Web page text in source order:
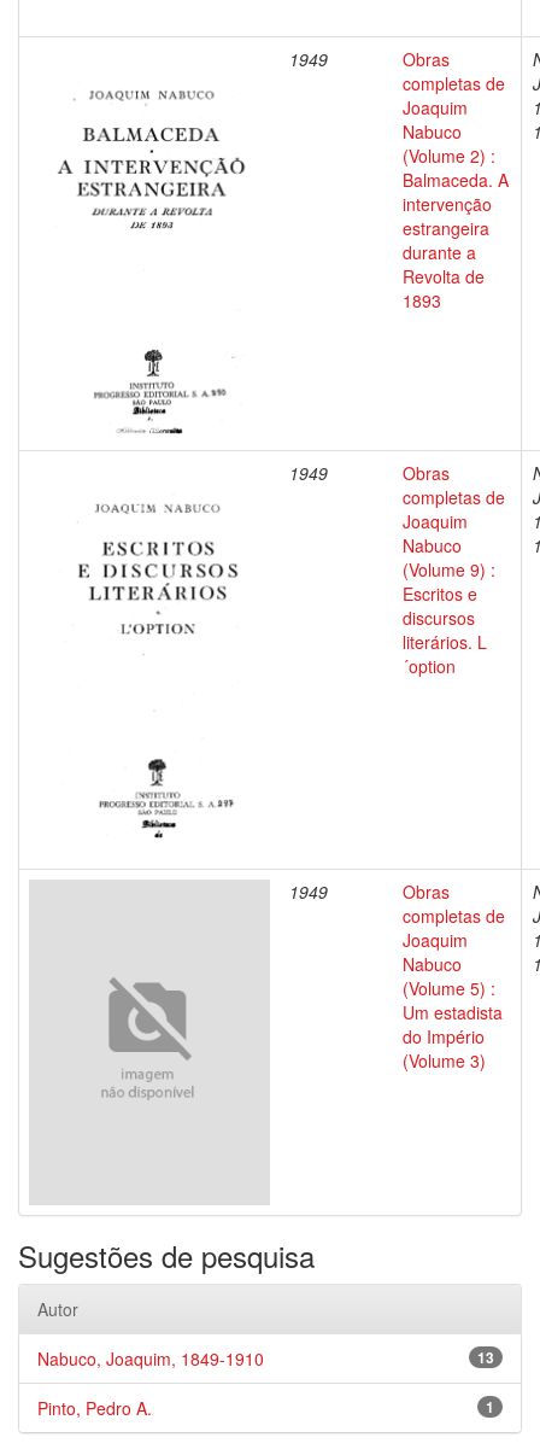
1949
Obras
completas de
Joaquim
Nabuco
(Volume 2) :
Balmaceda. A
intervenção
estrangeira
durante a
Revolta de
1893
1949
Obras
completas de
Joaquim
Nabuco
(Volume 9) :
Escritos e
discursos
literários. L
´option
1949
Obras
completas de
Joaquim
Nabuco
(Volume 5) :
Um estadista
do Império
(Volume 3)
Sugestões de pesquisa
Autor
13
Nabuco, Joaquim, 1849-1910
1
Pinto, Pedro A.